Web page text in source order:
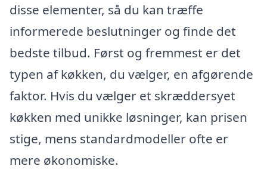
disse elementer, så du kan træffe
informerede beslutninger og finde det
bedste tilbud. Først og fremmest er det
typen af køkken, du vælger, en afgørende
faktor. Hvis du vælger et skræddersyet
køkken med unikke løsninger, kan prisen
stige, mens standardmodeller ofte er
mere økonomiske.